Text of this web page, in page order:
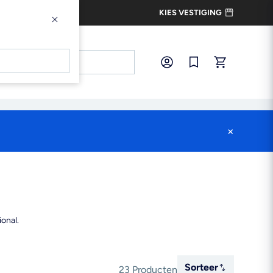
KIES VESTIGING
Inloggen Snel bestellen
×
23 Producten
Sorteer
Sorteer
×
×